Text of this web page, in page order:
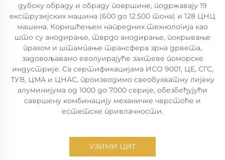
дубоку обраду и обраду површине, подржавају 19
екструзијских машина (600 до 12.500 тона) и 128 ЦНЦ
машина. Коришћењем напредних технологија као
што су анодирање, тврдо анодирање, покрывање
прахом и штампање трансфера зрна дрвета,
задовољавамо еволуирајуће захтеве поморске
индустрије. Са сертификацијама ИСО 9001, ЦЕ, СГС,
ТУВ, ЦМА и ЦНАС, производимо свеобухватну лијеку
алуминијума од 1000 до 7000 серије, обезбеђујући
савршену комбинацију механичке чврстоће и
естетске привлачности.
УЗИМИ ЦИТ